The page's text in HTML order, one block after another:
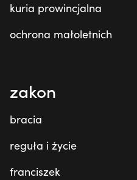
kuria prowincjalna
ochrona małoletnich
zakon
bracia
reguła i życie
franciszek